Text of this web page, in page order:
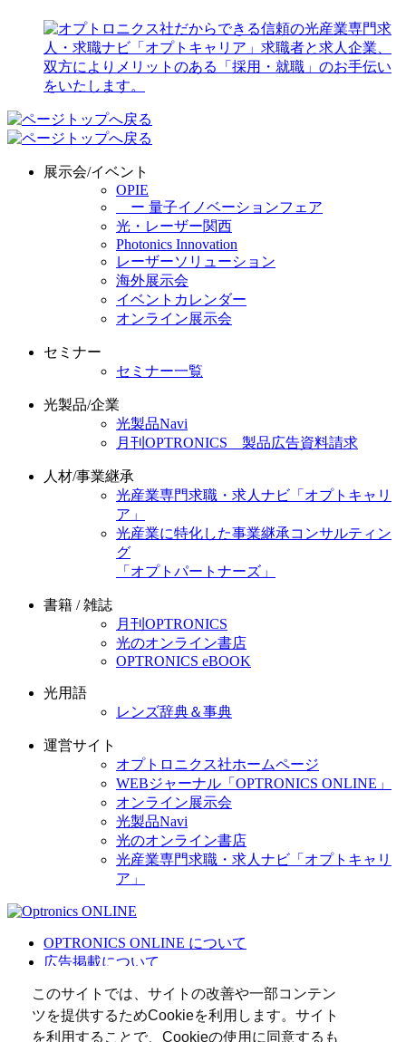
このサイトでは、サイトの改善や一部コンテン
ツを提供するためCookieを利用します。サイト
を利用することで、Cookieの使用に同意するも
展示会/イベント
OPIE
ー 量子イノベーションフェア
光・レーザー関西
Photonics Innovation
レーザーソリューション
海外展示会
イベントカレンダー
オンライン展示会
セミナー
セミナー一覧
光製品/企業
光製品Navi
月刊OPTRONICS 製品広告資料請求
人材/事業継承
光産業専門求職・求人ナビ「オプトキャリ
ア」
光産業に特化した事業継承コンサルティン
グ
「オプトパートナーズ」
書籍 / 雑誌
月刊OPTRONICS
光のオンライン書店
OPTRONICS eBOOK
光用語
レンズ辞典＆事典
運営サイト
オプトロニクス社ホームページ
WEBジャーナル「OPTRONICS ONLINE」
オンライン展示会
光製品Navi
光のオンライン書店
光産業専門求職・求人ナビ「オプトキャリ
ア」
OPTRONICS ONLINE について
広告掲載について
個人情報
光関連リンク集